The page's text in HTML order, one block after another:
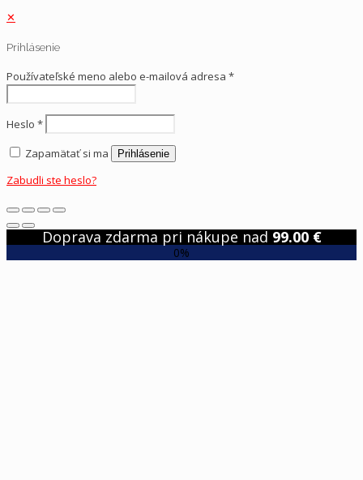
✕
Prihlásenie
Používateľské meno alebo e-mailová adresa *
Heslo *
Zapamätať si ma
Prihlásenie
Zabudli ste heslo?
Doprava zdarma pri nákupe nad 99.00 €
0%